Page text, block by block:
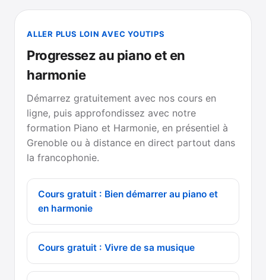
ALLER PLUS LOIN AVEC YOUTIPS
Progressez au piano et en
harmonie
Démarrez gratuitement avec nos cours en
ligne, puis approfondissez avec notre
formation Piano et Harmonie, en présentiel à
Grenoble ou à distance en direct partout dans
la francophonie.
Cours gratuit : Bien démarrer au piano et
en harmonie
Cours gratuit : Vivre de sa musique